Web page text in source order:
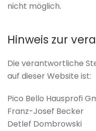
nicht möglich.
Hinweis zur
Die verantwortliche
auf dieser Website ist:
Pico Bello Hausprofi
Franz-Josef Becker
Detlef Dombrowski